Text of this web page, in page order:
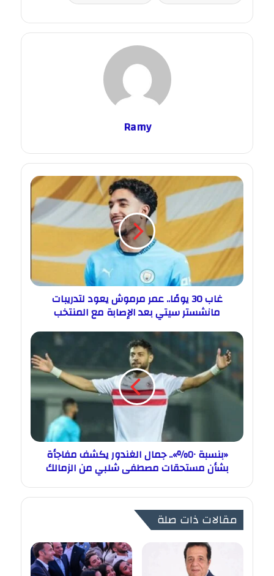
Ramy
غاب 30 يومًا.. عمر مرموش يعود لتدريبات
مانشستر سيتي بعد الإصابة مع المنتخب
«بنسبة ٥٠٪».. جمال الغندور يكشف مفاجأة
بشأن مستحقات مصطفى شلبي من الزمالك
مقالات ذات صلة